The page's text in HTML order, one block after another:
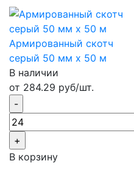
Армированный скотч
серый 50 мм х 50 м
В наличии
от 284.29 руб/шт.
В корзину